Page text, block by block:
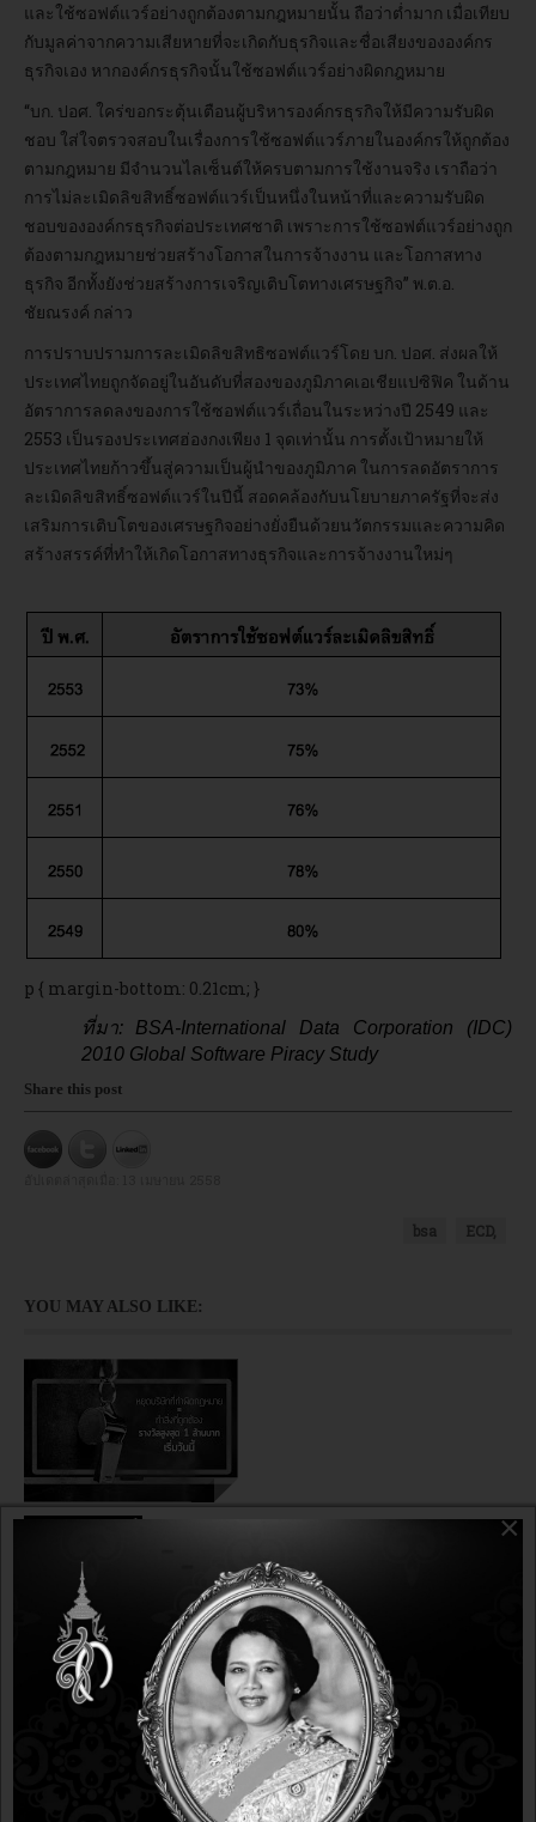
และใช้ซอฟต์แวร์อย่างถูกต้องตามกฎหมายนั้น ถือว่าต่ำมาก เมื่อเทียบ
กับมูลค่าจากความเสียหายที่จะเกิดกับธุรกิจและชื่อเสียงขององค์กร
ธุรกิจเอง หากองค์กรธุรกิจนั้นใช้ซอฟต์แวร์อย่างผิดกฎหมาย
“บก. ปอศ. ใคร่ขอกระตุ้นเตือนผู้บริหารองค์กรธุรกิจให้มีความรับผิด
ชอบ ใส่ใจตรวจสอบในเรื่องการใช้ซอฟต์แวร์ภายในองค์กรให้ถูกต้อง
ตามกฎหมาย มีจำนวนไลเซ็นต์ให้ครบตามการใช้งานจริง เราถือว่า
การไม่ละเมิดลิขสิทธิ์ซอฟต์แวร์เป็นหนึ่งในหน้าที่และความรับผิด
ชอบขององค์กรธุรกิจต่อประเทศชาติ เพราะการใช้ซอฟต์แวร์อย่างถูก
ต้องตามกฎหมายช่วยสร้างโอกาสในการจ้างงาน และโอกาสทาง
ธุรกิจ อีกทั้งยังช่วยสร้างการเจริญเติบโตทางเศรษฐกิจ” พ.ต.อ.
ชัยณรงค์ กล่าว
การปราบปรามการละเมิดลิขสิทธิซอฟต์แวร์โดย บก. ปอศ. ส่งผลให้
ประเทศไทยถูกจัดอยู่ในอันดับที่สองของภูมิภาคเอเชียแปซิฟิค ในด้าน
อัตราการลดลงของการใช้ซอฟต์แวร์เถื่อนในระหว่างปี 2549 และ
2553 เป็นรองประเทศฮ่องกงเพียง 1 จุดเท่านั้น การตั้งเป้าหมายให้
ประเทศไทยก้าวขึ้นสู่ความเป็นผู้นำของภูมิภาค ในการลดอัตราการ
ละเมิดลิขสิทธิ์ซอฟต์แวร์ในปีนี้ สอดคล้องกับนโยบายภาครัฐที่จะส่ง
เสริมการเติบโตของเศรษฐกิจอย่างยั่งยืนด้วยนวัตกรรมและความคิด
สร้างสรรค์ที่ทำให้เกิดโอกาสทางธุรกิจและการจ้างงานใหม่ๆ
p { margin-bottom: 0.21cm; }
ที่มา:
BSA-International Data Corporation (IDC)
2010 Global Software Piracy Study
Share this post
bsa ECD,
YOU MAY ALSO LIKE:
"มาใช้โอเพนซอร์ส OpenSource กันเถอะ" BSA ประกาศ
เพิ่มเงินรางวัลแจ้งเบาะแสการละเมิดลิขสิทธิ์ซอฟต์แวร์ใน
องค์กรธุรกิจขึ้น 4 เท่าเป็น 1 ล้านบาท
×